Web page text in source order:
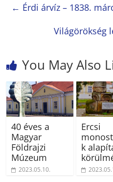
← Érdi árvíz – 1838.
Világörökség
You May Also
40 éves a
Magyar
Földrajzi
Múzeum
2023.05.10.
Ercsi
k